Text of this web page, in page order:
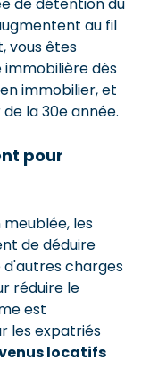
de détention du
au fil
vous êtes
dès
immobilier, et
la 30e année.
pour
les
de déduire
d'autres charges
réduire le
est
les expatriés
locatifs